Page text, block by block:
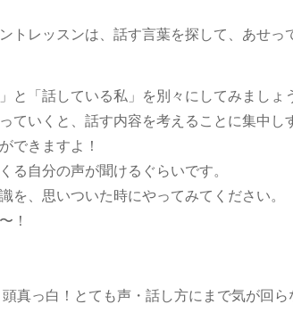
トレッスンは、話す言葉を探して、あせ
と「話している私」を別々にしてみましょ
ていくと、話す内容を考えることに集中し
できますよ！
る自分の声が聞けるぐらいです。
を、思いついた時にやってみてください。
！
真っ白！とても声・話し方にまで気が回